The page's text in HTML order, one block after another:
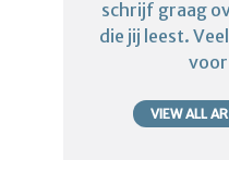
schrijf graag
die jij leest.
voor
VIEW ALL